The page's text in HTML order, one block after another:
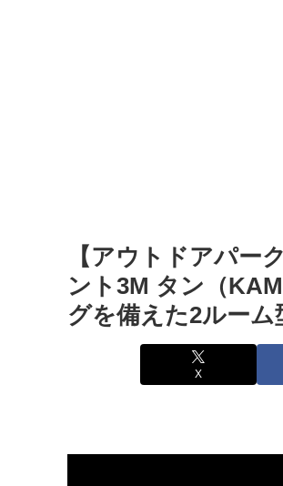
【アウトドアパー
ント3M タン（
グを備えた2ルー
X